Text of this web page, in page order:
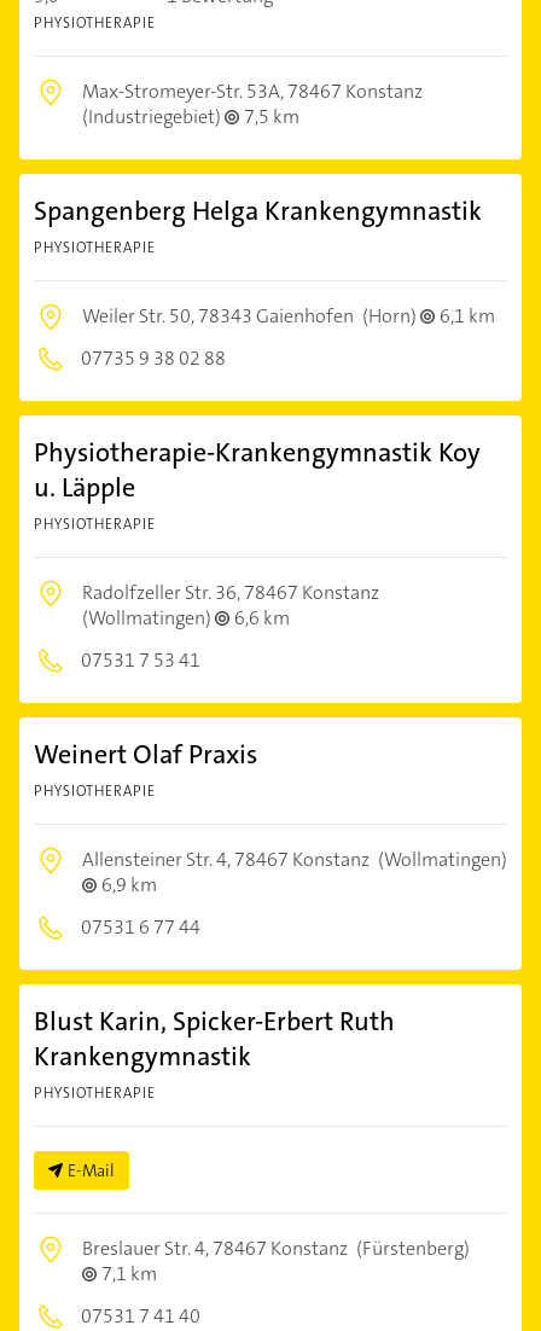
PHYSIOTHERAPIE
Max-Stromeyer-Str. 53A,78467 Konstanz
(Industriegebiet)
7,5 km
Spangenberg Helga Krankengymnastik
PHYSIOTHERAPIE
Weiler Str. 50,78343 Gaienhofen (Horn)
6,1 km
07735 9 38 02 88
Physiotherapie-Krankengymnastik Koy
u. Läpple
PHYSIOTHERAPIE
Radolfzeller Str. 36,78467 Konstanz
(Wollmatingen)
6,6 km
07531 7 53 41
Weinert Olaf Praxis
PHYSIOTHERAPIE
Allensteiner Str. 4,78467 Konstanz (Wollmatingen)
6,9 km
07531 6 77 44
Blust Karin, Spicker-Erbert Ruth
Krankengymnastik
PHYSIOTHERAPIE
E-Mail
Breslauer Str. 4,78467 Konstanz (Fürstenberg)
7,1 km
07531 7 41 40